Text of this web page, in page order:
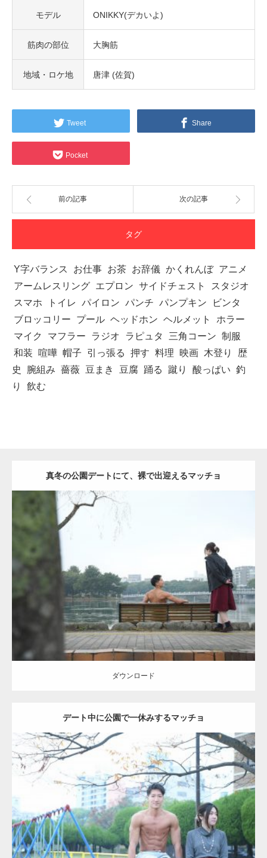
モデル ONIKKY(デカいよ)
筋肉の部位 大胸筋
地域・ロケ地 唐津 (佐賀)
Tweet Share
Pocket
前の記事 次の記事
タグ
Y字バランス お仕事 お茶 お辞儀 かくれんぼ アニメ
アームレスリング エプロン サイドチェスト
スタジオ
スマホ
トイレ パイロン パンチ パンプキン
ビンタ
ブロッコリー
プール ヘッドホン ヘルメット
ホラー
マイク
マフラー ラジオ ラピュタ 三角コーン 制服
和装
喧嘩 帽子 引っ張る 押す 料理 映画 木登り
歴
史
腕組み 薔薇 豆まき 豆腐 踊る 蹴り 酸っぱい 釣
り
飲む
真冬の公園デートにて、裸で出迎えるマッチョ
公園のマッチョ AKIHITO(細マッチョ) 背中
ダウンロード
ダウンロード
デート中に公園で一休みするマッチョ
Update:2021.07.6
Category:公園のマッチョ その他 AKIHITO(細マッチョ) 腹筋
ダウンロード